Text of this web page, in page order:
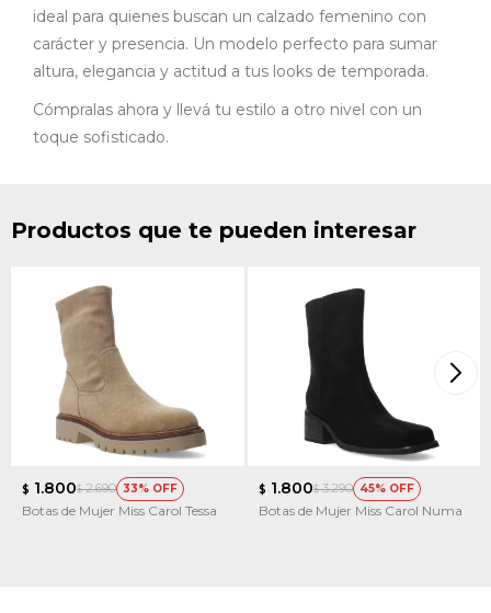
ideal para quienes buscan un calzado femenino con
carácter y presencia. Un modelo perfecto para sumar
altura, elegancia y actitud a tus looks de temporada.
Cómpralas ahora y llevá tu estilo a otro nivel con un
toque sofisticado.
Productos que te pueden interesar
$ 1.800$ 2.690 33
Botas de Mujer Miss Carol Tessa
$ 1.800$ 3.290 45
Botas de Mujer Miss Carol Numa